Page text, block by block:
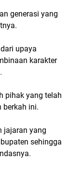
generasi yang
upaya
karakter
pihak yang telah
berkah ini.
jajaran yang
sehingga